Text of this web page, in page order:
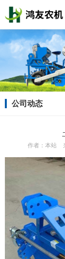
公司动态
作者： 本站